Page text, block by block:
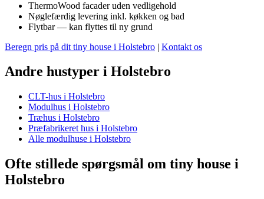
ThermoWood facader uden vedligehold
Nøglefærdig levering inkl. køkken og bad
Flytbar — kan flyttes til ny grund
Beregn pris på dit tiny house i Holstebro | Kontakt os
Andre hustyper i Holstebro
CLT-hus i Holstebro
Modulhus i Holstebro
Træhus i Holstebro
Præfabrikeret hus i Holstebro
Alle modulhuse i Holstebro
Ofte stillede spørgsmål om tiny house i
Holstebro